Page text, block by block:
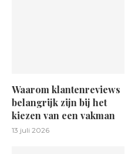
Waarom klantenreviews
belangrijk zijn bij het
kiezen van een vakman
13 juli 2026